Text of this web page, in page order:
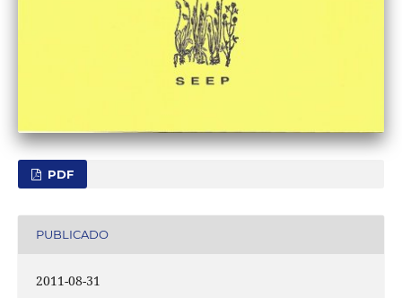
PDF
PUBLICADO
2011-08-31